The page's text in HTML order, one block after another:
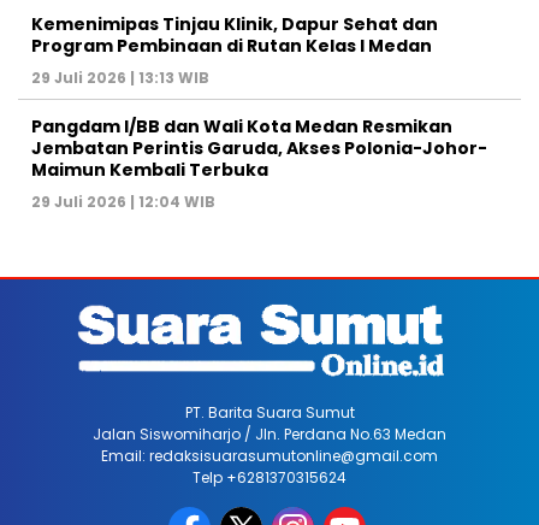
Kemenimipas Tinjau Klinik, Dapur Sehat dan
Program Pembinaan di Rutan Kelas I Medan
29 Juli 2026 | 13:13 WIB
Pangdam I/BB dan Wali Kota Medan Resmikan
Jembatan Perintis Garuda, Akses Polonia-Johor-
Maimun Kembali Terbuka
29 Juli 2026 | 12:04 WIB
PT. Barita Suara Sumut
Jalan Siswomiharjo / Jln. Perdana No.63 Medan
Email: redaksisuarasumutonline@gmail.com
Telp +6281370315624